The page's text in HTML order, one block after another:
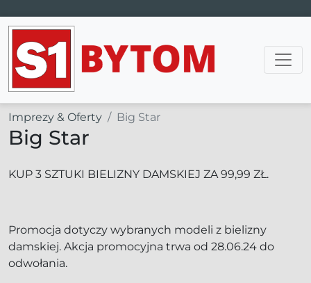
Main Navigation
Imprezy & Oferty Big Star
Big Star
KUP 3 SZTUKI BIELIZNY DAMSKIEJ ZA 99,99 ZŁ.
Promocja dotyczy wybranych modeli z bielizny
damskiej. Akcja promocyjna trwa od 28.06.24 do
odwołania.